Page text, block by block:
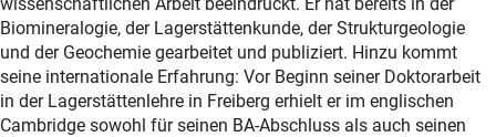
Biomineralogie, der Lagerstättenkunde, der Strukturgeologie
und der Geochemie gearbeitet und publiziert. Hinzu kommt
seine internationale Erfahrung: Vor Beginn seiner Doktorarbeit
in der Lagerstättenlehre in Freiberg erhielt er im englischen
Cambridge sowohl für seinen BA-Abschluss als auch seinen